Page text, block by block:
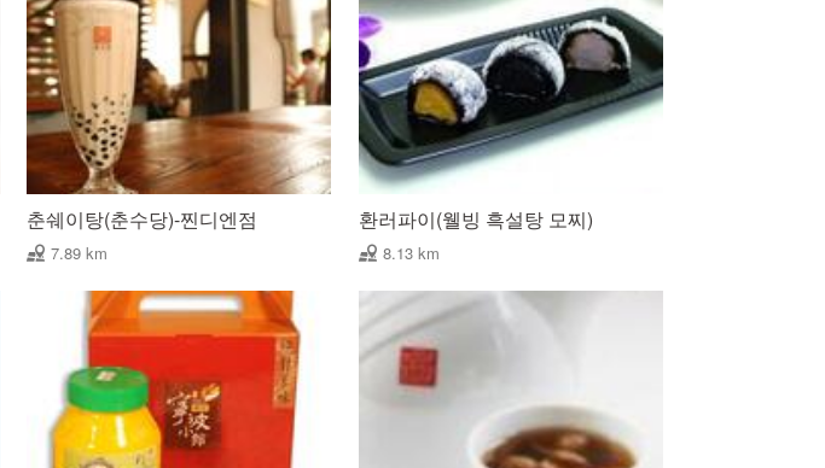
춘쉐이탕(춘수당)-찐디엔점
7.89 km
환러파이(웰빙 흑설탕 모찌)
8.13 km